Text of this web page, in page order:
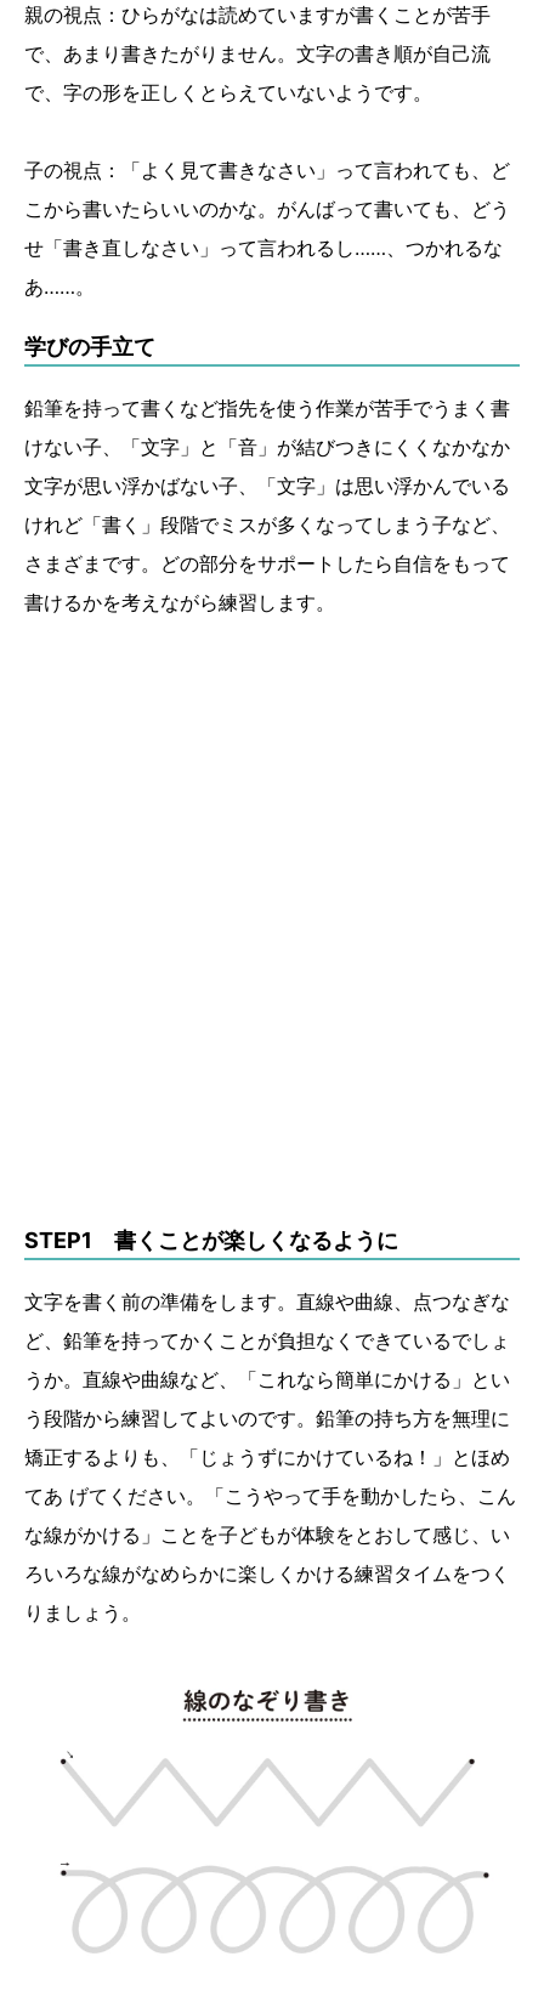
親の視点：ひらがなは読めていますが書くことが苦手
で、あまり書きたがりません。文字の書き順が自己流
で、字の形を正しくとらえていないようです。
子の視点：「よく見て書きなさい」って言われても、ど
こから書いたらいいのかな。がんばって書いても、どう
せ「書き直しなさい」って言われるし……、つかれるな
あ……。
学びの手立て
鉛筆を持って書くなど指先を使う作業が苦手でうまく書
けない子、「文字」と「音」が結びつきにくくなかなか
文字が思い浮かばない子、「文字」は思い浮かんでいる
けれど「書く」段階でミスが多くなってしまう子など、
さまざまです。どの部分をサポートしたら自信をもって
書けるかを考えながら練習します。
STEP1 書くことが楽しくなるように
文字を書く前の準備をします。直線や曲線、点つなぎな
ど、鉛筆を持ってかくことが負担なくできているでしょ
うか。直線や曲線など、「これなら簡単にかける」とい
う段階から練習してよいのです。鉛筆の持ち方を無理に
矯正するよりも、「じょうずにかけているね！」とほめ
てあ げてください。「こうやって手を動かしたら、こん
な線がかける」ことを子どもが体験をとおして感じ、い
ろいろな線がなめらかに楽しくかける練習タイムをつく
りましょう。